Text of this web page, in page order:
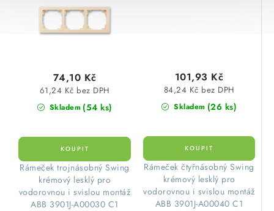
Skladem (54 ks)
61,24 Kč bez DPH
74,10 Kč
​Rámeček trojnásobný Swing
krémový lesklý pro
vodorovnou i svislou montáž
ABB 3901J-A00030 C1
Skladem (26 ks)
84,24 Kč bez DPH
101,93 Kč
​Rámeček čtyřnásobný Swing
krémový lesklý pro
vodorovnou i svislou montáž
ABB 3901J-A00040 C1